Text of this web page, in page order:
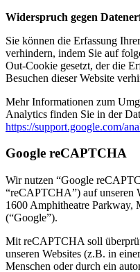
Widerspruch gegen
Sie können die Erfassung
verhindern, indem Sie auf
Out-Cookie gesetzt, der die
Besuchen dieser Website
Mehr Informationen zum
Analytics finden Sie in der
https://support.google.com/
Google reCAPTCHA
Wir nutzen “Google
“reCAPTCHA”) auf unseren
1600 Amphitheatre
(“Google”).
Mit reCAPTCHA soll
unseren Websites (z.B. in
Menschen oder durch ein